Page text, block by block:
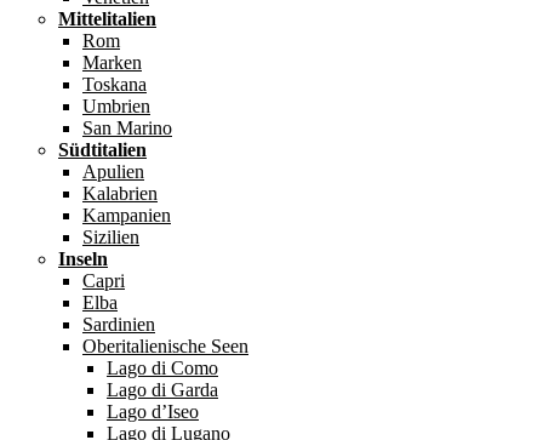
Mittelitalien
Rom
Marken
Toskana
Umbrien
San Marino
Südtitalien
Apulien
Kalabrien
Kampanien
Sizilien
Inseln
Capri
Elba
Sardinien
Oberitalienische Seen
Lago di Como
Lago di Garda
Lago d’Iseo
Lago di Lugano